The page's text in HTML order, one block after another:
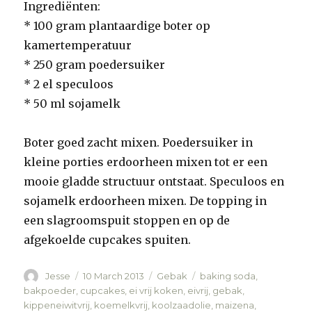
Ingrediënten:
* 100 gram plantaardige boter op
kamertemperatuur
* 250 gram poedersuiker
* 2 el speculoos
* 50 ml sojamelk
Boter goed zacht mixen. Poedersuiker in
kleine porties erdoorheen mixen tot er een
mooie gladde structuur ontstaat. Speculoos en
sojamelk erdoorheen mixen. De topping in
een slagroomspuit stoppen en op de
afgekoelde cupcakes spuiten.
Author
Jesse
Posted
on
10 March 2013 Categories
Gebak Tags
baking soda
bakpoeder cupcakes ei vrij koken eivrij gebak
kippeneiwitvrij koemelkvrij koolzaadolie maizena